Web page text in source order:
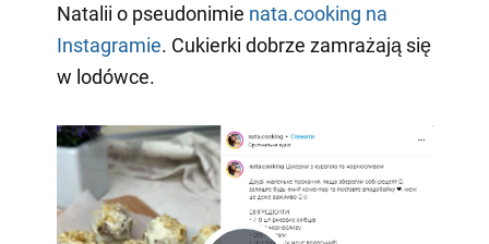
Natalii o pseudonimie nata.cooking na
Instagramie. Cukierki dobrze zamrażają się
w lodówce.